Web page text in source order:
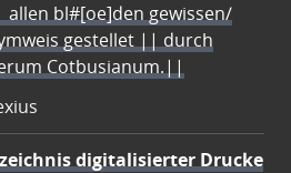
bl#[oe]den gewissen/
gestellet || durch
Cotbusianum.||
digitalisierter Drucke